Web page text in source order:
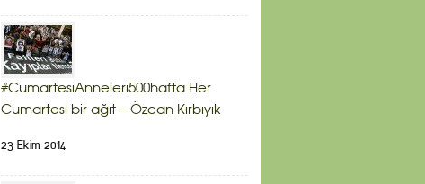
#CumartesiAnneleri500hafta Her
Cumartesi bir ağıt – Özcan Kırbıyık
23 Ekim 2014